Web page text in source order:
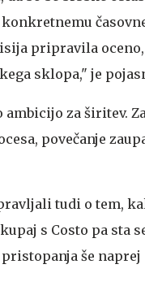
pripravila oceno,
sklopa," je
ambicijo za širitev.
povečanje
tudi o tem,
s Costo pa sta
še naprej